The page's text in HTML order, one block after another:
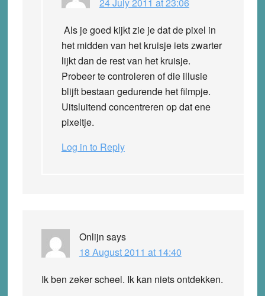
Als je goed kijkt zie je dat de pixel in
het midden van het kruisje iets zwarter
lijkt dan de rest van het kruisje.
Probeer te controleren of die illusie
blijft bestaan gedurende het filmpje.
Uitsluitend concentreren op dat ene
pixeltje.
Log in to Reply
Onlijn says
18 August 2011 at 14:40
Ik ben zeker scheel. Ik kan niets ontdekken.